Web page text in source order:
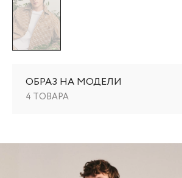
ОБРАЗ НА МОДЕЛИ
4 ТОВАРА